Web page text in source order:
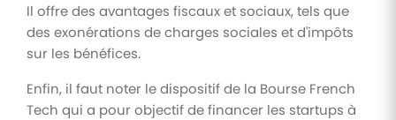
Il offre des avantages fiscaux et sociaux, tels que
des exonérations de charges sociales et d'impôts
sur les bénéfices.
Enfin, il faut noter le dispositif de la Bourse French
Tech qui a pour objectif de financer les startups à